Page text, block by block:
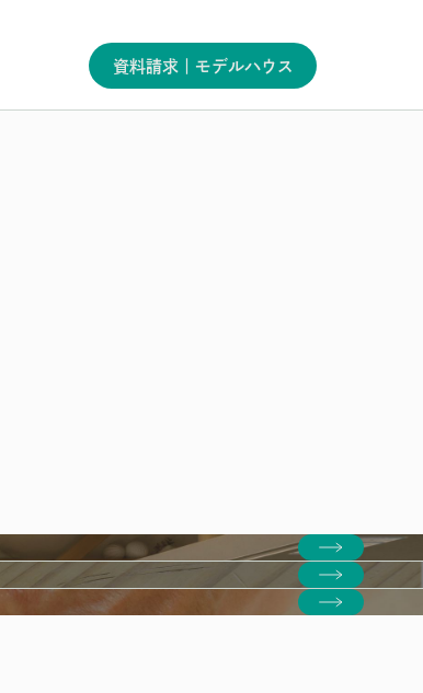
資料請求｜モデルハウス